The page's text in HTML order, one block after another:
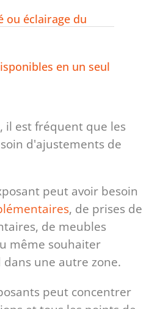
il est fréquent que les
d'ajustements de
peut avoir besoin
, de prises de
de meubles
même souhaiter
une autre zone.
peut concentrer
ou éclairage du
en un seul